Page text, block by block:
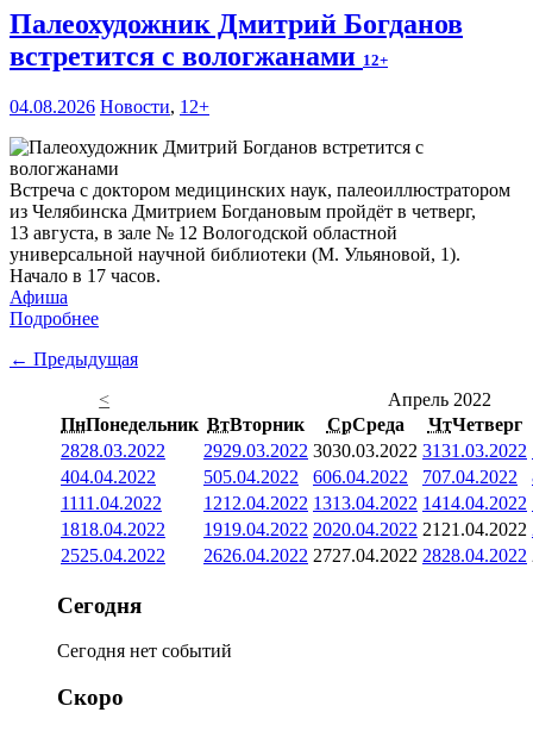
Палеохудожник Дмитрий Богданов
встретится с вологжанами 12+
04.08.2026 Новости, 12+
Встреча с доктором медицинских наук, палеоиллюстратором
из Челябинска Дмитрием Богдановым пройдёт в четверг,
13 августа, в зале № 12 Вологодской областной
универсальной научной библиотеки (М. Ульяновой, 1).
Начало в 17 часов.
Афиша
Подробнее
← Предыдущая
<
Апрель 2022
ПнПонедельник ВтВторник СрСреда ЧтЧетверг
2828.03.2022 2929.03.2022 3030.03.2022 3131.03.2022
404.04.2022 505.04.2022 606.04.2022 707.04.2022
1111.04.2022 1212.04.2022 1313.04.2022 1414.04.2022
1818.04.2022 1919.04.2022 2020.04.2022 21 21.04.2022
2525.04.2022 2626.04.2022 2727.04.2022 2828.04.2022
Сегодня
Сегодня нет событий
Скоро